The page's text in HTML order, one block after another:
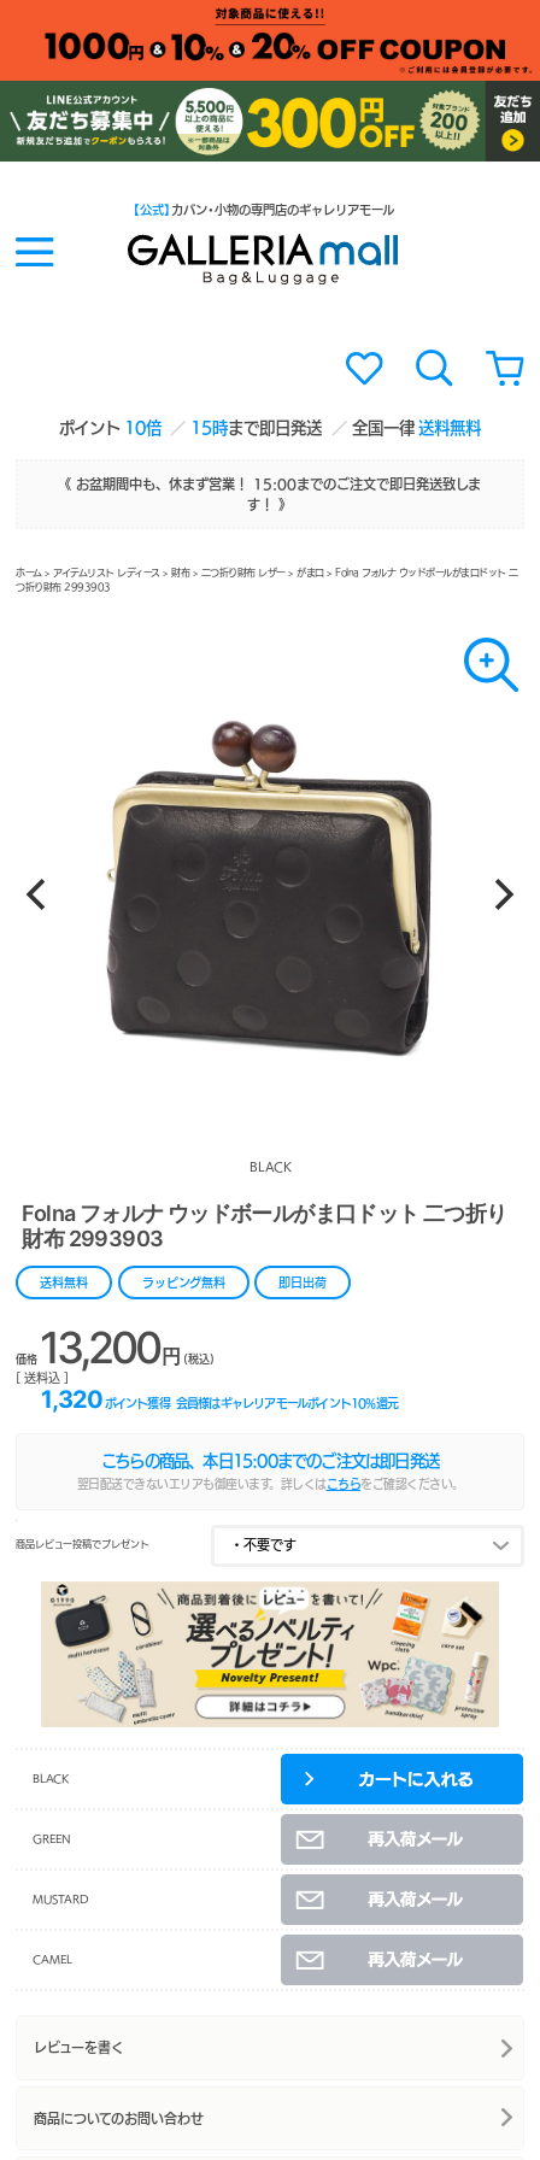
ポイント 10倍 15時まで即日発送 全国一律送料無料
【公式】 カバン・小物の専門店のギャレリアモール
《 お盆期間中も、休まず営業！ 15:00までのご注文で即日発送致しま
す！ 》
ホーム >アイテムリスト レディース > 財布> 二つ折り財布 レザー>がま口 > Folna フォルナ ウッドボールがま口ドット 二
つ折り財布 2993903
BLACK
Folna フォルナ ウッドボールがま口ドット 二つ折り
財布 2993903
送料無料 ラッピング無料 即日出荷
価格 13,200円 (税込)
[ 送料込 ]
1,320 ポイント獲得 会員様はギャレリアモールポイント10%還元
こちらの商品、本日 15:00までのご注文は即日発送
翌日配送できないエリアも御座います。詳しくは こちらをご確認ください。
商品レビュー投稿でプレゼント
BLACK
GREEN
MUSTARD
CAMEL
レビューを書く
商品についてのお問い合わせ